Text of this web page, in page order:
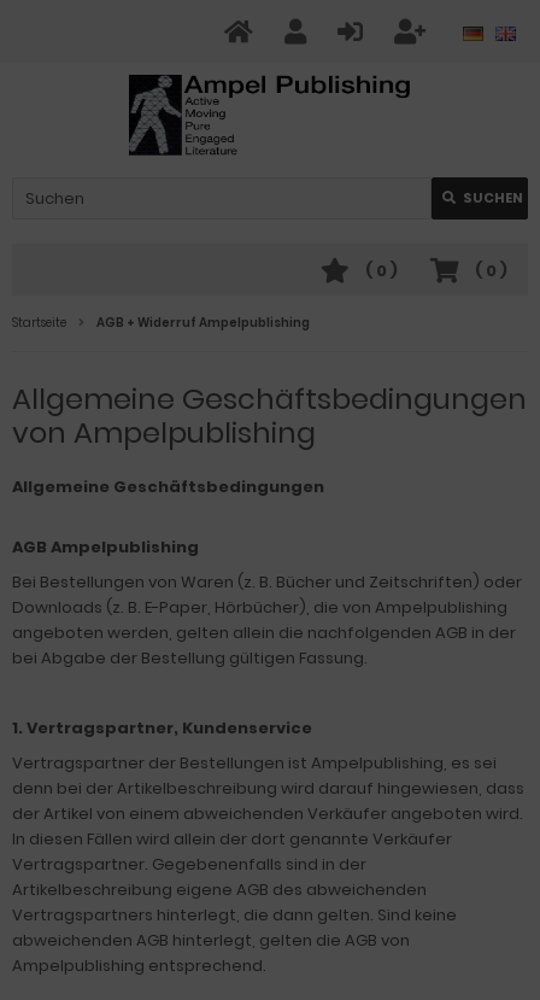
SUCHEN
( 0 )
( 0 )
Startseite AGB + Widerruf Ampelpublishing
Allgemeine Geschäftsbedingungen
von Ampelpublishing
Allgemeine Geschäftsbedingungen
AGB Ampelpublishing
Bei Bestellungen von Waren (z. B. Bücher und Zeitschriften) oder
Downloads (z. B. E-Paper, Hörbücher), die von Ampelpublishing
angeboten werden, gelten allein die nachfolgenden AGB in der
bei Abgabe der Bestellung gültigen Fassung.
1. Vertragspartner, Kundenservice
Vertragspartner der Bestellungen ist Ampelpublishing, es sei
denn bei der Artikelbeschreibung wird darauf hingewiesen, dass
der Artikel von einem abweichenden Verkäufer angeboten wird.
In diesen Fällen wird allein der dort genannte Verkäufer
Vertragspartner. Gegebenenfalls sind in der
Artikelbeschreibung eigene AGB des abweichenden
Vertragspartners hinterlegt, die dann gelten. Sind keine
abweichenden AGB hinterlegt, gelten die AGB von
Ampelpublishing entsprechend.